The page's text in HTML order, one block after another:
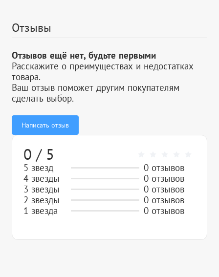
Отзывы
Отзывов ещё нет, будьте первыми
Расскажите о преимуществах и недостатках
товара.
Ваш отзыв поможет другим покупателям
сделать выбор.
Написать отзыв
0 / 5
5 звезд
0 отзывов
4 звезды
0 отзывов
3 звезды
0 отзывов
2 звезды
0 отзывов
1 звезда
0 отзывов